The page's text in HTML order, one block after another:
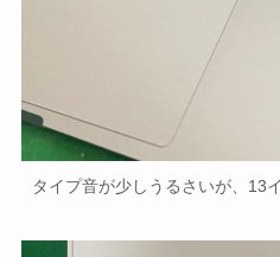
タイプ音が少しうるさいが、13